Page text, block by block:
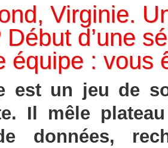
Virginie.
Début d’une
équipe : vous
est un jeu de
Il mêle
données,